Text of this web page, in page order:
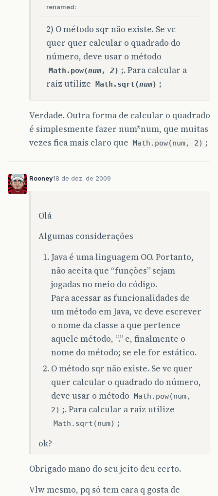
renamed:
2) O método sqr não existe. Se vc
quer quer calcular o quadrado do
número, deve usar o método
Math.pow(num, 2) ;. Para calcular a
raiz utilize Math.sqrt(num) ;
Verdade. Outra forma de calcular o quadrado
é simplesmente fazer num*num, que muitas
vezes fica mais claro que Math.pow(num, 2) ;
Rooney18 de dez. de 2009
Olá
Algumas considerações
Java é uma linguagem OO. Portanto,
não aceita que “funções” sejam
jogadas no meio do código.
Para acessar as funcionalidades de
um método em Java, vc deve escrever
o nome da classe a que pertence
aquele método, “.” e, finalmente o
nome do método; se ele for estático.
O método sqr não existe. Se vc quer
quer calcular o quadrado do número,
deve usar o método Math.pow(num,
2) ;. Para calcular a raiz utilize
Math.sqrt(num) ;
ok?
Obrigado mano do seu jeito deu certo.
Vlw mesmo, pq só tem cara q gosta de